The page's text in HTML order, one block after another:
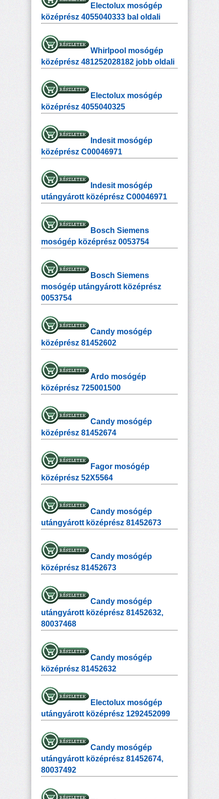
Electolux mosógép
középrész 4055040333 bal oldali
Whirlpool mosógép
középrész 481252028182 jobb oldali
Electolux mosógép
középrész 4055040325
Indesit mosógép
középrész C00046971
Indesit mosógép
utángyárott középrész C00046971
Bosch Siemens
mosógép középrész 0053754
Bosch Siemens
mosógép utángyárott középrész
0053754
Candy mosógép
középrész 81452602
Ardo mosógép
középrész 725001500
Candy mosógép
középrész 81452674
Fagor mosógép
középrész 52X5564
Candy mosógép
utángyárott középrész 81452673
Candy mosógép
középrész 81452673
Candy mosógép
utángyárott középrész 81452632,
80037468
Candy mosógép
középrész 81452632
Electolux mosógép
utángyárott középrész 1292452099
Candy mosógép
utángyárott középrész 81452674,
80037492